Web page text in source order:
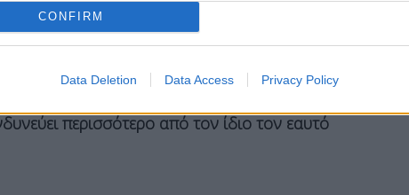
CONFIRM
Data Deletion Data Access Privacy Policy
από την άλλη, όμως, τους απομάκρυνε
εδώ και καιρό σε “σημείο βρασμού” λόγω
από την αξιωματική αντιπολίτευση και τα νέα
περισσότερο από τον ίδιο τον εαυτό